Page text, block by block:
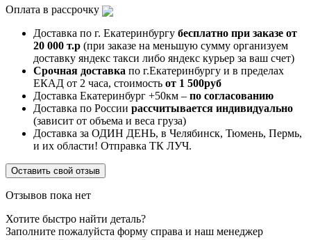
Оплата в рассрочку
Доставка по г. Екатеринбургу бесплатно при заказе от
20 000 т.р (при заказе на меньшую сумму организуем
доставку яндекс такси либо яндекс курьер за ваш счет)
Срочная доставка по г.Екатеринбургу и в пределах
ЕКАД от 2 часа, стоимость от 1 500руб
Доставка Екатеринбург +50км – по согласованию
Доставка по России рассчитывается индивидуально
(зависит от объема и веса груза)
Доставка за ОДИН ДЕНЬ, в Челябинск, Тюмень, Пермь,
и их области! Отправка ТК ЛУЧ.
Оставить свой отзыв
Отзывов пока нет
Хотите быстро найти деталь?
Заполните пожалуйста форму справа и наш менеджер